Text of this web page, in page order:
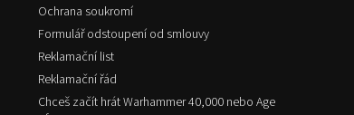
Ochrana soukromí
Formulář odstoupení od smlouvy
Reklamační list
Reklamační řád
Chceš začít hrát Warhammer 40,000 nebo Age